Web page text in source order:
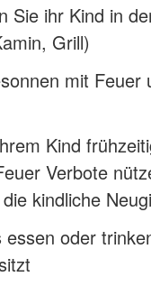
Sie ihr Kind in
Grill)
mit Feuer
Kind
Verbote
kindliche
essen oder